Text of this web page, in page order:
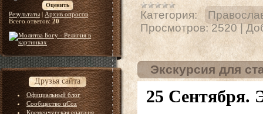
Результаты| Архив опросов
Всего ответов:20
Друзья сайта
Официальный блог
Сообщество uCoz
Кременчугская епархия
Категория:
Просмотров: 2520 |
Экскурсия для
25 Сентября.